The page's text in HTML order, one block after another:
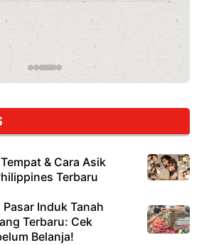
& Vicky Prasetyo Buka Restoran
Bikin Nagih!
& Cara Asik
Terbaru
Induk Tanah
Terbaru: Cek
Belanja!